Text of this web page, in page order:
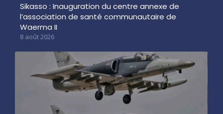
Sikasso : Inauguration du centre annexe de
l’association de santé communautaire de
Waerma II
8 août 2026